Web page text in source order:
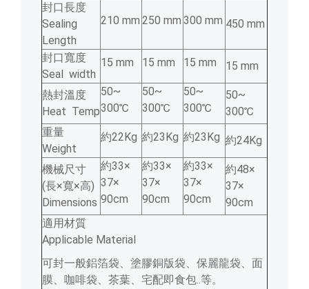
封口長度
Sealing
Length
210 mm 250 mm 300 mm 450 mm
封口寬度
Seal width
15 mm 15 mm 15 mm 15 mm
熱封溫度
Heat Temp
50~
300℃
50~
300℃
50~
300℃
50~
300℃
重量
Weight
約22Kg 約23Kg 約23Kg 約24Kg
機械尺寸
(長×寬×高)
Dimensions
約33×
37×
90cm
約33×
37×
90cm
約33×
37×
90cm
約48×
37×
90cm
適用材質
Applicable Material
可封一般鋁箔袋、塗膠銅版袋、保麗龍袋、面
膜、咖啡袋、茶葉、宅配即食包..等。